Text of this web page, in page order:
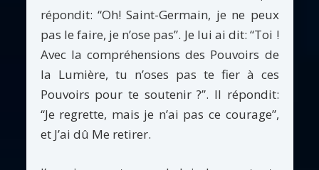
répondit: “Oh! Saint-Germain, je ne peux
pas le faire, je n’ose pas”. Je lui ai dit: “Toi !
Avec la compréhensions des Pouvoirs de
la Lumière, tu n’oses pas te fier à ces
Pouvoirs pour te soutenir ?”. Il répondit:
“Je regrette, mais je n’ai pas ce courage”,
et J’ai dû Me retirer.